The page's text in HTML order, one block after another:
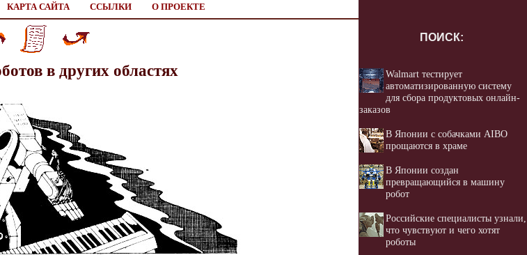
КАРТА САЙТА ССЫЛКИ О ПРОЕКТЕ
в других областях
ПОИСК:
Walmart тестирует
автоматизированную систему
для сбора продуктовых онлайн-
заказов
В Японии с собачками AIBO
прощаются в храме
В Японии создан
превращающийся в машину
робот
Российские специалисты узнали,
что чувствуют и чего хотят
роботы